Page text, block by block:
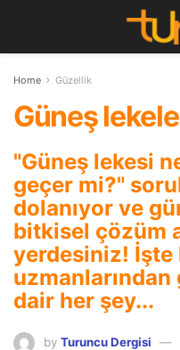
Home Güzellik
Güneş
"Güneş lekesi
geçer mi?"
dolanıyor ve
bitkisel çözüm
yerdesiniz! İşte
dair her şey...
by Turuncu Dergisi